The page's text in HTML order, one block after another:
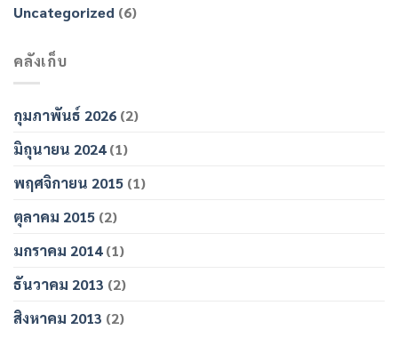
Uncategorized (6)
คลังเก็บ
กุมภาพันธ์ 2026 (2)
มิถุนายน 2024(1)
พฤศจิกายน 2015 (1)
ตุลาคม 2015 (2)
มกราคม 2014(1)
ธันวาคม 2013 (2)
สิงหาคม 2013 (2)